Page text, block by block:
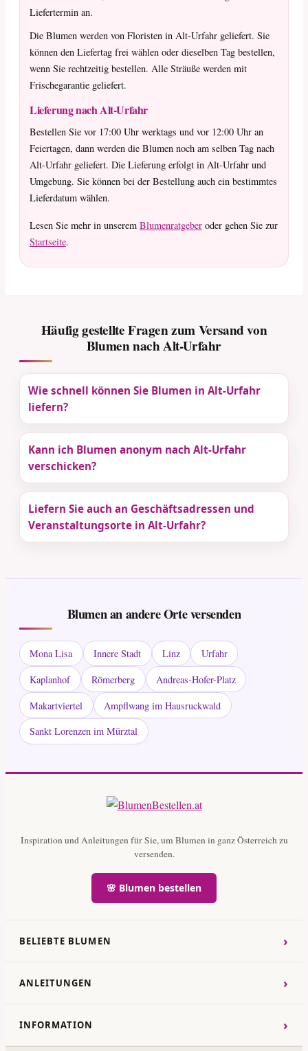
Liefertermin an.
Die Blumen werden von Floristen in Alt-Urfahr geliefert. Sie
können den Liefertag frei wählen oder dieselben Tag bestellen,
wenn Sie rechtzeitig bestellen. Alle Sträuße werden mit
Frischegarantie geliefert.
Lieferung nach Alt-Urfahr
Bestellen Sie vor 17:00 Uhr werktags und vor 12:00 Uhr an
Feiertagen, dann werden die Blumen noch am selben Tag nach
Alt-Urfahr geliefert. Die Lieferung erfolgt in Alt-Urfahr und
Umgebung. Sie können bei der Bestellung auch ein bestimmtes
Lieferdatum wählen.
Lesen Sie mehr in unserem Blumenratgeber oder gehen Sie zur
Startseite.
Häufig gestellte Fragen zum Versand von
Blumen nach Alt-Urfahr
Wie schnell können Sie Blumen in Alt-Urfahr
liefern?
Kann ich Blumen anonym nach Alt-Urfahr
verschicken?
Liefern Sie auch an Geschäftsadressen und
Veranstaltungsorte in Alt-Urfahr?
Blumen an andere Orte versenden
Mona Lisa Innere Stadt Linz
Urfahr
Kaplanhof
Römerberg
Andreas-Hofer-Platz
Makartviertel
Ampflwang im Hausruckwald
Sankt Lorenzen im Mürztal
Inspiration und Anleitungen für Sie, um Blumen in ganz Österreich zu
versenden.
🌸 Blumen bestellen
BELIEBTE BLUMEN ›
ANLEITUNGEN ›
INFORMATION ›